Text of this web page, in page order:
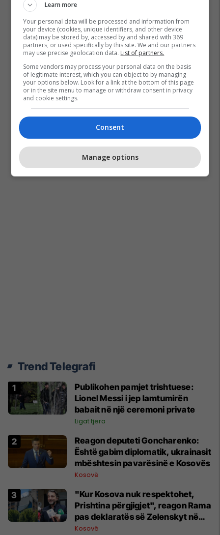
Trend Telegrafi
Publikohen pamjet trishtuese:
Lionel Messi i jep lamtumirën
babait në një ceremoni private
Ligat tjera
Reagon deputeti Goncharenko:
Është gabim diplomatik, ukrainasit
mbështesin pavarësinë e Kosovës
Kosovë
"Kur Kosova nuk respektohet,
Prishtina përgjigjet", reagon Rama
pas deklaratës së Zelenskyt në
Beograd
Kosovë
Learn more
Your personal data will be processed and information from
your device (cookies, unique identifiers, and other device
data) may be stored by, accessed by and shared with 369
partners, or used specifically by this site. We and our partners
may use precise geolocation data. List of partners.
Some vendors may process your personal data on the basis
of legitimate interest, which you can object to by managing
your options below. Look for a link at the bottom of this page
or in the site menu to manage or withdraw consent in privacy
and cookie settings.
Consent
Manage options